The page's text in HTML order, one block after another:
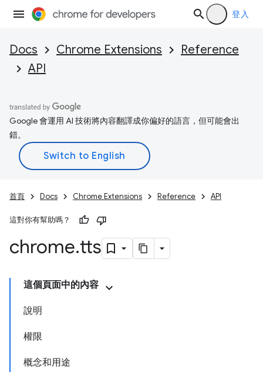
登入
Docs Chrome Extensions
Reference
API
Google 會運用 AI 技術將內容翻譯成你偏好的語言，但可能會出
錯。
首頁 Docs Chrome Extensions Reference API
這對你有幫助嗎？
chrome.tts
這個頁面中的內容
說明
權限
概念和用途